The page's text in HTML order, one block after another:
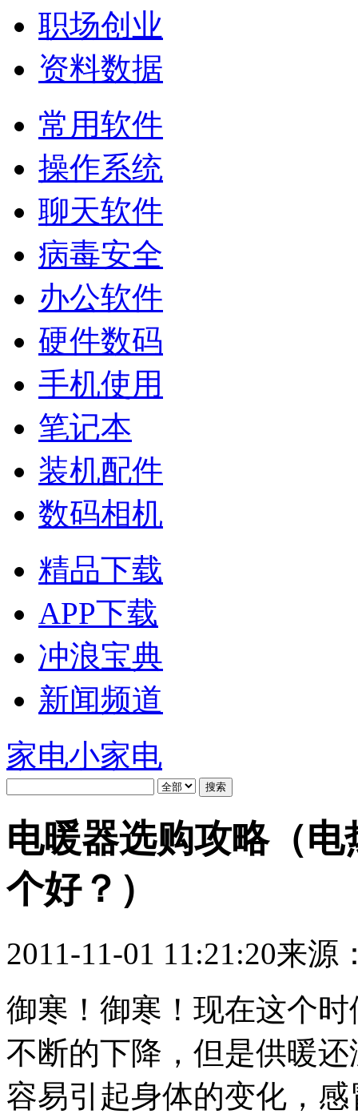
职场创业
资料数据
常用软件
操作系统
聊天软件
病毒安全
办公软件
硬件数码
手机使用
笔记本
装机配件
数码相机
精品下载
APP下载
冲浪宝典
新闻频道
家电小家电
电暖器选购攻略（
个好？）
2011-11-01 11:21:20来源
御寒！御寒！现在这个
不断的下降，但是供暖
容易引起身体的变化，